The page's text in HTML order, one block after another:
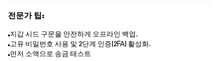
전문가 팁:
지갑 시드 구문을 안전하게 오프라인 백업.
고유 비밀번호 사용 및 2단계 인증(2FA) 활성화.
먼저 소액으로 송금 테스트